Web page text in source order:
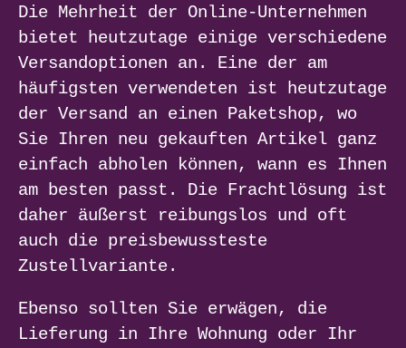
Die Mehrheit der Online-Unternehmen
bietet heutzutage einige verschiedene
Versandoptionen an. Eine der am
häufigsten verwendeten ist heutzutage
der Versand an einen Paketshop, wo
Sie Ihren neu gekauften Artikel ganz
einfach abholen können, wann es Ihnen
am besten passt. Die Frachtlösung ist
daher äußerst reibungslos und oft
auch die preisbewussteste
Zustellvariante.
Ebenso sollten Sie erwägen, die
Lieferung in Ihre Wohnung oder Ihr